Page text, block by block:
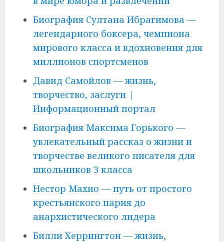
Биография Султана Ибрагимова —
легендарного боксера, чемпиона
мирового класса и вдохновения для
миллионов спортсменов
Давид Самойлов — жизнь,
творчество, заслуги |
Информационный портал
Биография Максима Горького —
увлекательный рассказ о жизни и
творчестве великого писателя для
школьников 3 класса
Нестор Махно — путь от простого
крестьянского парня до
анархистического лидера
Билли Херрингтон — жизнь,